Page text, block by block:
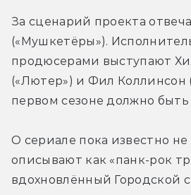
За сценарий проекта
(«Мушкетёры»).
продюсерами выступают
(«Лютер») и Фил Коллинсон
первом сезоне должно быть
О сериале пока известно
описывают как «панк-рок
вдохновлённый Городской